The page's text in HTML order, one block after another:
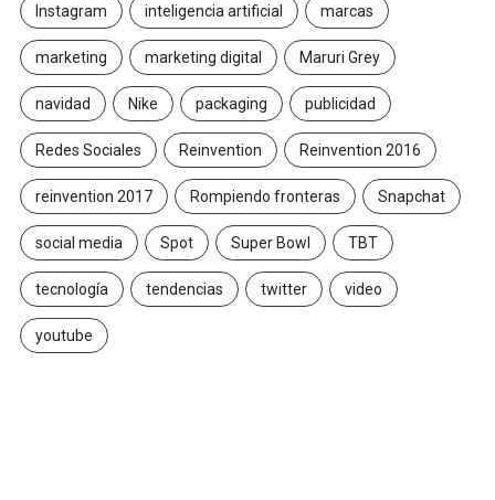
Instagram inteligencia artificial marcas
marketing marketing digital Maruri Grey
navidad Nike packaging publicidad
Redes Sociales Reinvention Reinvention 2016
reinvention 2017 Rompiendo fronteras Snapchat
social media Spot Super Bowl TBT
tecnología tendencias twitter video
youtube